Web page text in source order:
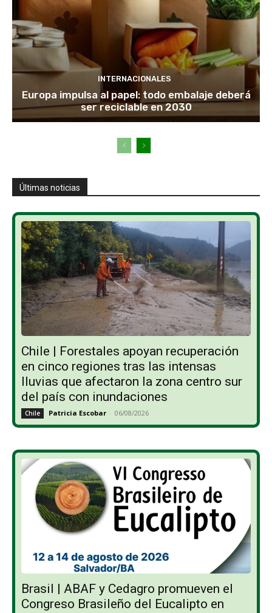
INTERNACIONALES
Europa impulsa al papel: todo embalaje deberá
ser reciclable en 2030
Últimas noticias
Chile | Forestales apoyan recuperación
en cinco regiones tras las intensas
lluvias que afectaron la zona centro sur
del país con inundaciones
Chile Patricia Escobar - 06/08/2026
Brasil | ABAF y Cedagro promueven el
Congreso Brasileño del Eucalipto en